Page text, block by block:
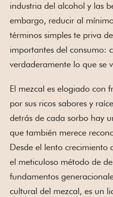
industria del alcohol y las
embargo, reducir al
términos simples te priva
importantes del consumo:
verdaderamente lo que se
El mezcal es elogiado con
por sus ricos sabores y
detrás de cada sorbo hay
que también merece
Desde el lento crecimiento
el meticuloso método de
fundamentos
cultural del mezcal, es un